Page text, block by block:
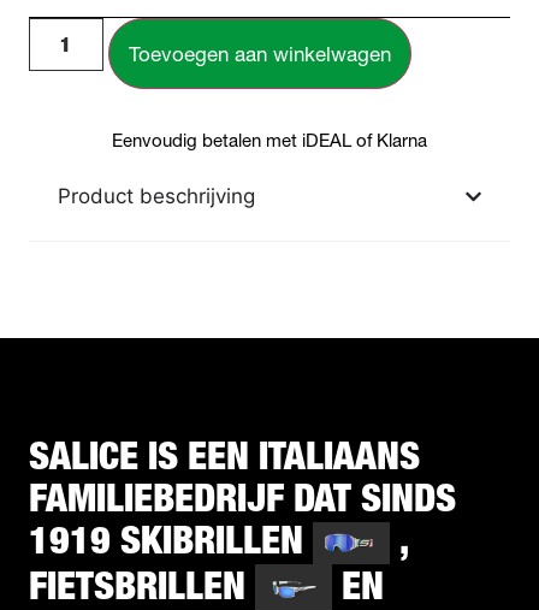
Toevoegen aan winkelwagen
Eenvoudig betalen met iDEAL of Klarna
Product beschrijving
SALICE IS EEN ITALIAANS
FAMILIEBEDRIJF DAT SINDS
1919 SKIBRILLEN
,
FIETSBRILLEN
EN